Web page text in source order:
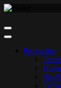
to
content
Produções
Sepâh